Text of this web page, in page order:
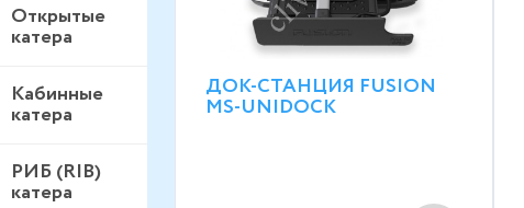
Открытые
катера
Кабинные
катера
РИБ (RIB)
катера
ДОК-СТАНЦИЯ FUSION
MS-UNIDOCK